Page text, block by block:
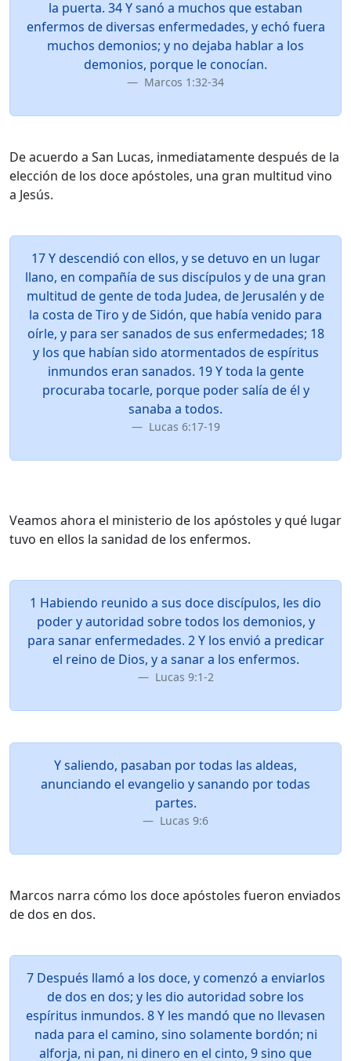
la puerta. 34 Y sanó a muchos que estaban
enfermos de diversas enfermedades, y echó fuera
muchos demonios; y no dejaba hablar a los
demonios, porque le conocían.
Marcos 1:32-34
De acuerdo a San Lucas, inmediatamente después de la
elección de los doce apóstoles, una gran multitud vino
a Jesús.
17 Y descendió con ellos, y se detuvo en un lugar
llano, en compañía de sus discípulos y de una gran
multitud de gente de toda Judea, de Jerusalén y de
la costa de Tiro y de Sidón, que había venido para
oírle, y para ser sanados de sus enfermedades; 18
y los que habían sido atormentados de espíritus
inmundos eran sanados. 19 Y toda la gente
procuraba tocarle, porque poder salía de él y
sanaba a todos.
Lucas 6:17-19
Veamos ahora el ministerio de los apóstoles y qué lugar
tuvo en ellos la sanidad de los enfermos.
1 Habiendo reunido a sus doce discípulos, les dio
poder y autoridad sobre todos los demonios, y
para sanar enfermedades. 2 Y los envió a predicar
el reino de Dios, y a sanar a los enfermos.
Lucas 9:1-2
Y saliendo, pasaban por todas las aldeas,
anunciando el evangelio y sanando por todas
partes.
Lucas 9:6
Marcos narra cómo los doce apóstoles fueron enviados
de dos en dos.
7 Después llamó a los doce, y comenzó a enviarlos
de dos en dos; y les dio autoridad sobre los
espíritus inmundos. 8 Y les mandó que no llevasen
nada para el camino, sino solamente bordón; ni
alforja, ni pan, ni dinero en el cinto, 9 sino que